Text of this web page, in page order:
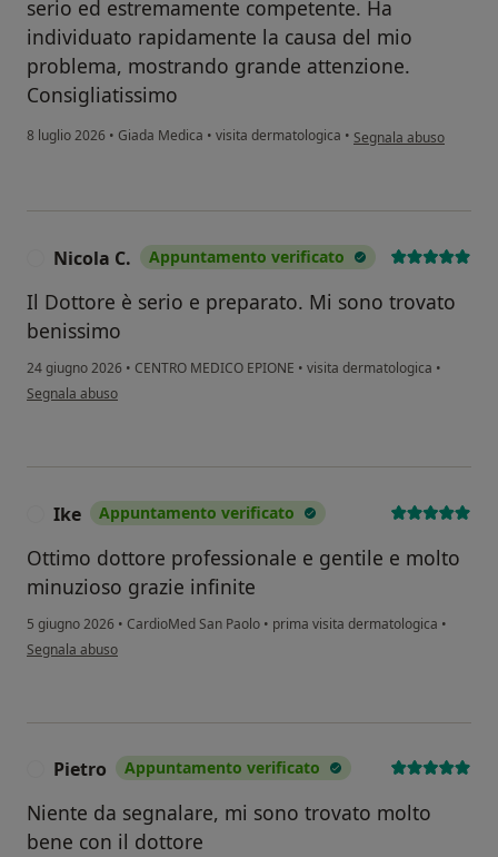
serio ed estremamente competente. Ha
individuato rapidamente la causa del mio
problema, mostrando grande attenzione.
Consigliatissimo
8 luglio 2026 • Giada Medica • visita dermatologica • secondo l'opinione
Segnala abuso
Nicola C. Appuntamento verificato
Il Dottore è serio e preparato. Mi sono trovato
benissimo
24 giugno 2026 • CENTRO MEDICO EPIONE • visita dermatologica •
secondo l'opinione dell'utente Nicola C.
Segnala abuso
Ike Appuntamento verificato
Ottimo dottore professionale e gentile e molto
minuzioso grazie infinite
5 giugno 2026 • CardioMed San Paolo • prima visita dermatologica •
secondo l'opinione dell'utente Ike
Segnala abuso
Pietro Appuntamento verificato
Niente da segnalare, mi sono trovato molto
bene con il dottore